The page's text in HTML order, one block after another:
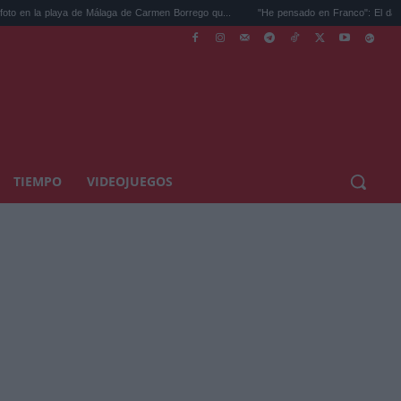
de Carmen Borrego qu... "He pensado en Franco": El dardo de un
TIEMPO VIDEOJUEGOS